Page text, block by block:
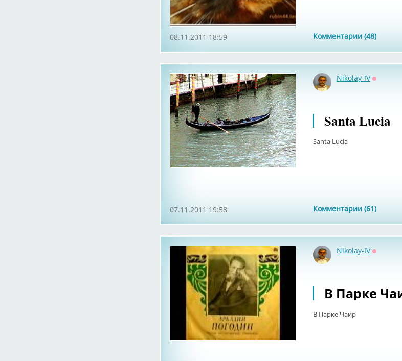
Комментарии (48)
08.11.2011 18:59
Nikolay-IV
Santa Lucia
Santa Lucia
Комментарии (61)
07.11.2011 19:58
Nikolay-IV
В Парке
В Парке Чаир